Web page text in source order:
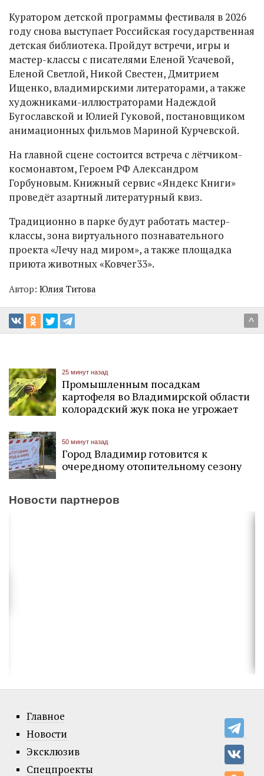
Куратором детской программы фестиваля в 2026
году снова выступает Российская государственная
детская библиотека. Пройдут встречи, игры и
мастер-классы с писателями Еленой Усачевой,
Еленой Светлой, Никой Свестен, Дмитрием
Ищенко, владимирскими литераторами, а также
художниками-иллюстраторами Надеждой
Бугославской и Юлией Гуковой, постановщиком
анимационных фильмов Мариной Курчевской.
На главной сцене состоится встреча с лётчиком-
космонавтом, Героем РФ Александром
Горбуновым. Книжный сервис «Яндекс Книги»
проведёт азартный литературный квиз.
Традиционно в парке будут работать мастер-
классы, зона виртуального познавательного
проекта «Лечу над миром», а также площадка
приюта животных «Ковчег33».
Автор: Юлия Титова
^
25 минут назад
Промышленным посадкам
картофеля во Владимирской области
колорадский жук пока не угрожает
50 минут назад
Город Владимир готовится к
очередному отопительному сезону
Новости партнеров
Главное
Новости
Эксклюзив
Спецпроекты